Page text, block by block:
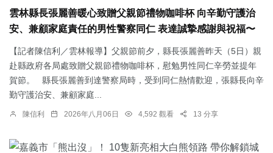
雲林縣長張麗善暖心致贈父親節禮物咖啡杯 向辛勤守護治
安、兼顧家庭責任的男性警察同仁 表達誠摯感謝與祝福〜
【記者陳信利／雲林報導】父親節前夕，縣長張麗善昨天（5日）親
赴縣政府各局處致贈父親節禮物咖啡杯，慰勉男性同仁辛勞並提年
賀節。 縣長張麗善到達警察局時，受到同仁熱情歡迎，張縣長向辛
勤守護治安、兼顧家庭...
陳信利 2026年八月06日 4,592 觀看 13 分享